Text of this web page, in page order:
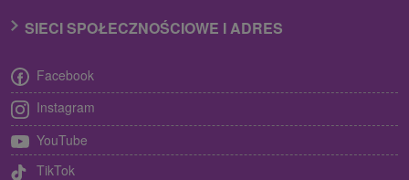
SIECI SPOŁECZNOŚCIOWE I ADRES
Facebook
Instagram
YouTube
TikTok